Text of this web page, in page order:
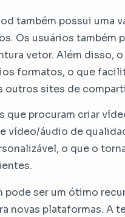
também possui uma
Os usuários também
vetor. Além disso,
formatos, o que
outros sites de
que procuram criar
vídeo/áudio de
o que o
ser um ótimo
novas plataformas. A